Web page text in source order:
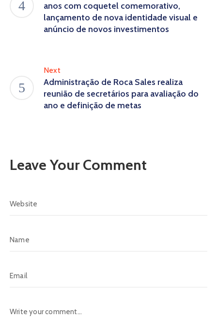
anos com coquetel comemorativo,
lançamento de nova identidade visual e
anúncio de novos investimentos
Next
Administração de Roca Sales realiza
reunião de secretários para avaliação do
ano e definição de metas
Leave Your Comment